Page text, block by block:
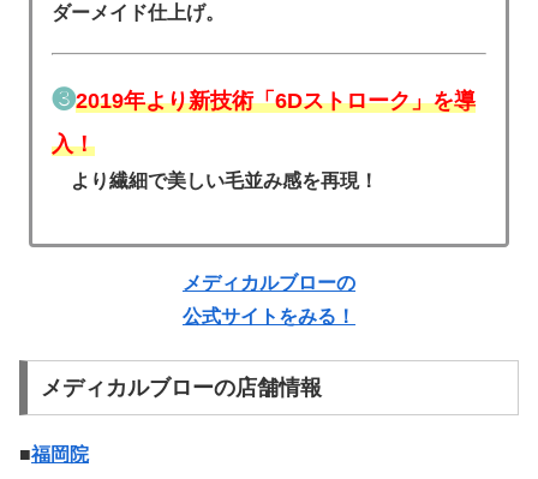
ダーメイド仕上げ。
❸2019年より新技術「6Dストローク」を導
入！
より繊細で美しい毛並み感を再現！
メディカルブローの
公式サイトをみる！
メディカルブローの店舗情報
■福岡院